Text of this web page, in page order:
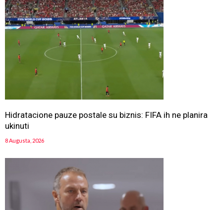
Hidratacione pauze postale su biznis: FIFA ih ne planira
ukinuti
8 Augusta, 2026